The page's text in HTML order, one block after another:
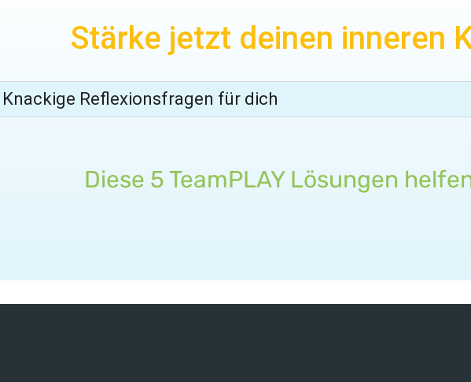
Stärke jetzt deinen inneren
Knackige Reflexionsfragen für dich
Diese 5 TeamPLAY Lösungen